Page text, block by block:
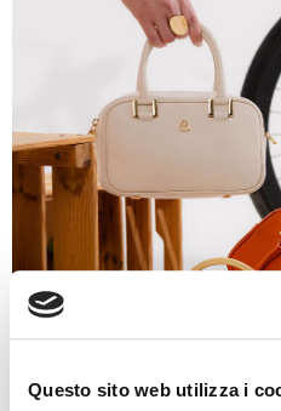
Questo sito web utilizza i